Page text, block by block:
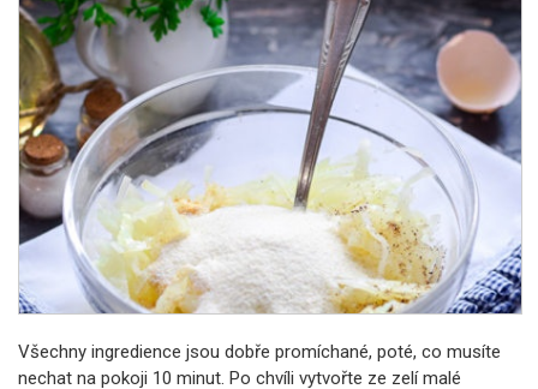
Všechny ingredience jsou dobře promíchané, poté, co musíte
nechat na pokoji 10 minut. Po chvíli vytvořte ze zelí malé